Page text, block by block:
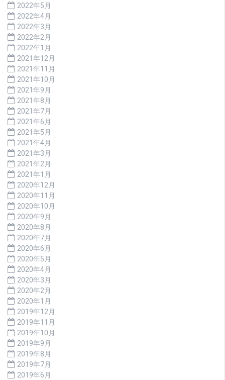
2022年5月
2022年4月
2022年3月
2022年2月
2022年1月
2021年12月
2021年11月
2021年10月
2021年9月
2021年8月
2021年7月
2021年6月
2021年5月
2021年4月
2021年3月
2021年2月
2021年1月
2020年12月
2020年11月
2020年10月
2020年9月
2020年8月
2020年7月
2020年6月
2020年5月
2020年4月
2020年3月
2020年2月
2020年1月
2019年12月
2019年11月
2019年10月
2019年9月
2019年8月
2019年7月
2019年6月